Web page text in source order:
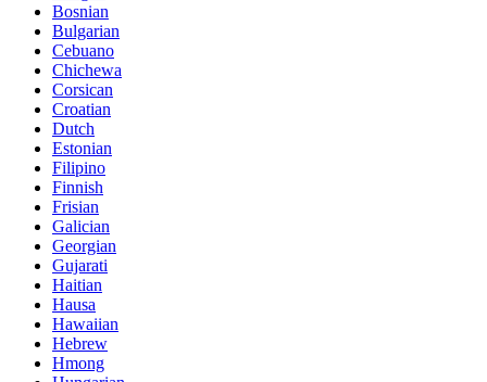
Bosnian
Bulgarian
Cebuano
Chichewa
Corsican
Croatian
Dutch
Estonian
Filipino
Finnish
Frisian
Galician
Georgian
Gujarati
Haitian
Hausa
Hawaiian
Hebrew
Hmong